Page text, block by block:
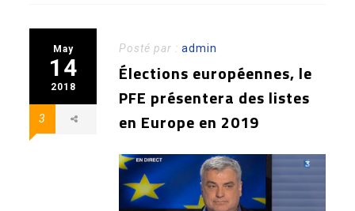
May
14
2018
3
Posté par :admin
Élections européennes, le
PFE présentera des listes
en Europe en 2019